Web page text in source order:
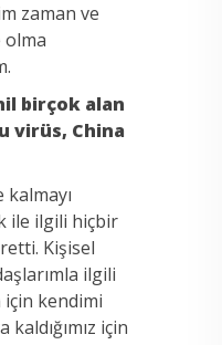
zaman ve
birçok alan
virüs, China
kalmayı
ile ilgili hiçbir
Kişisel
ilgili
için kendimi
için